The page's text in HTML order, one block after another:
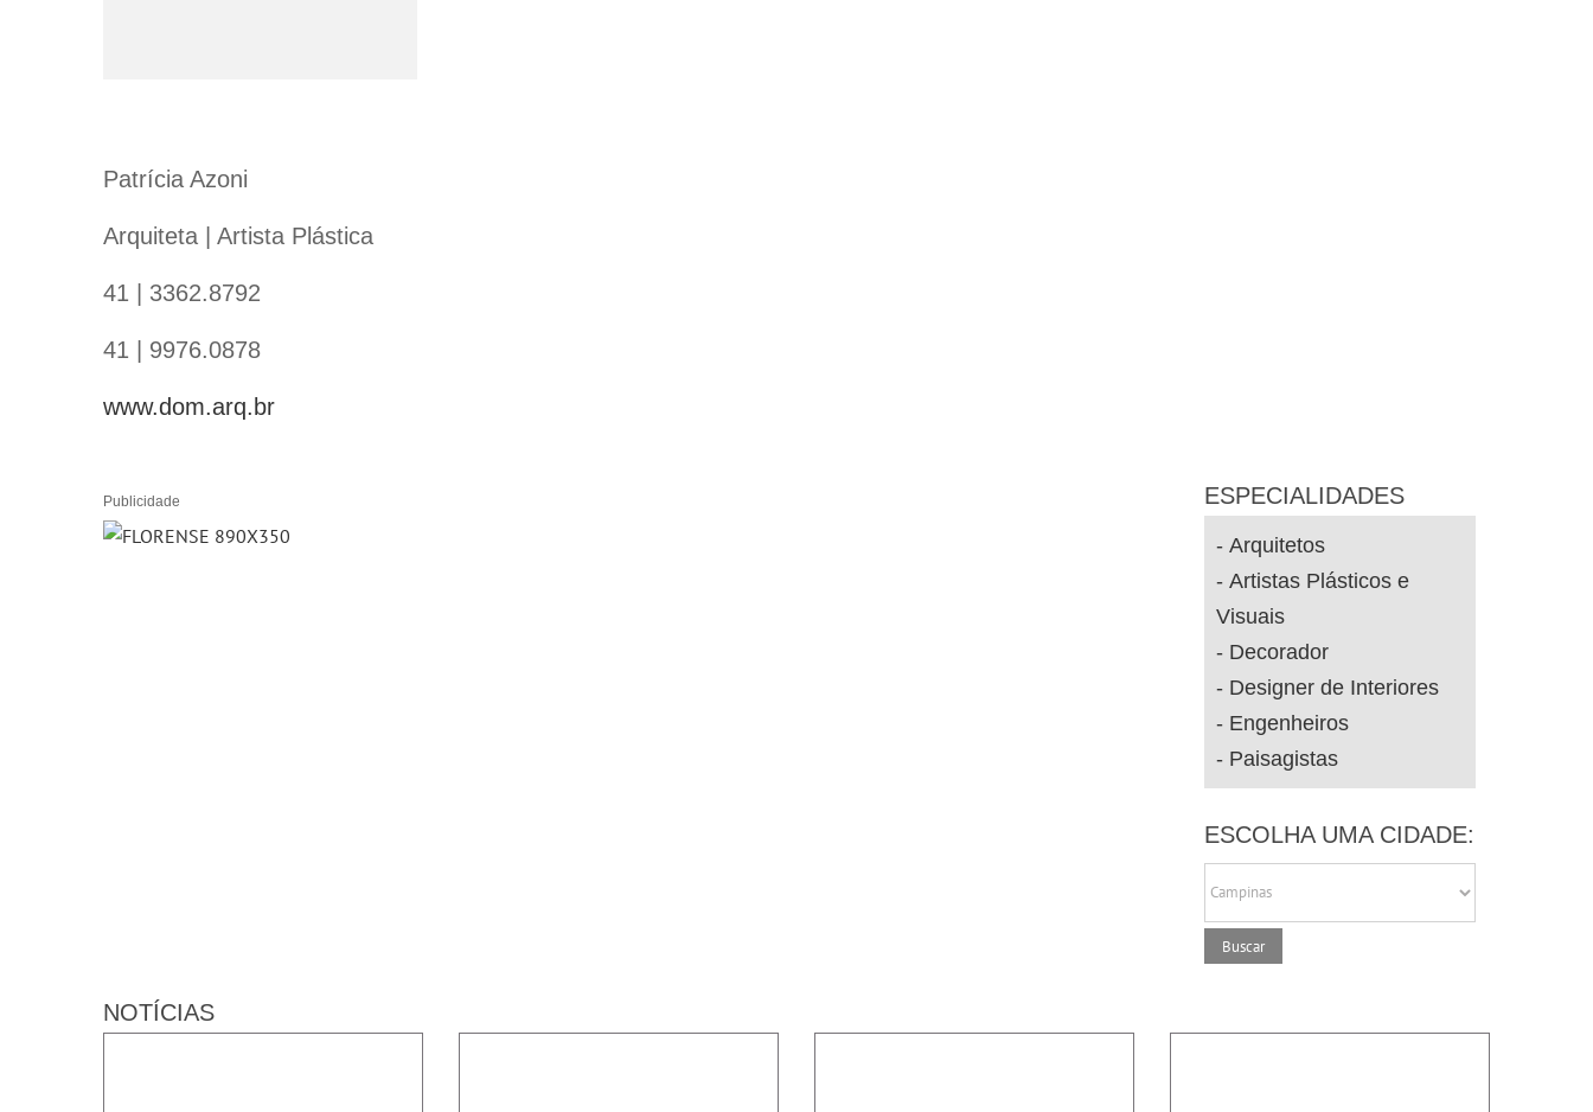
Patrícia Azoni
Arquiteta | Artista Plástica
41 | 3362.8792
41 | 9976.0878
www.dom.arq.br
Publicidade ESPECIALIDADES
Arquitetos
Artistas Plásticos e
Visuais
Decorador
Designer de Interiores
Engenheiros
Paisagistas
ESCOLHA UMA CIDADE:
NOTÍCIAS